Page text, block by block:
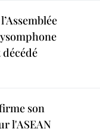
son
l'ASEAN